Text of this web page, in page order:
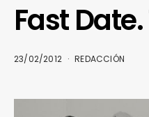
Fast
23/02/2012 REDACCIÓN